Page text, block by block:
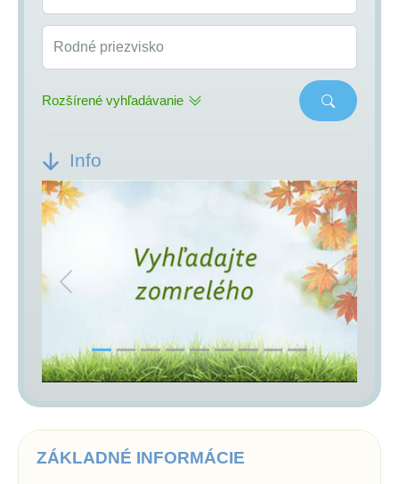
Rodné priezvisko
Rozšírené vyhľadávanie
Info
Previous Next
ZÁKLADNÉ INFORMÁCIE